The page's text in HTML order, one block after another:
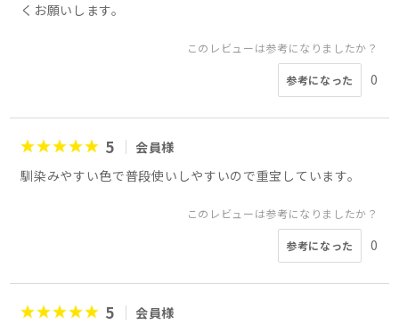
くお願いします。
このレビューは参考になりましたか？
参考になった 0
5
会員様
馴染みやすい色で普段使いしやすいので重宝しています。
このレビューは参考になりましたか？
参考になった 0
5
会員様